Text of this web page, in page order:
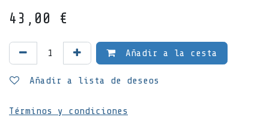
43,00
€
Añadir a la cesta
Añadir a lista de deseos
Términos y condiciones